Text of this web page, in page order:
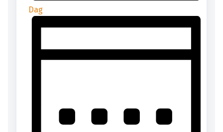
Dag